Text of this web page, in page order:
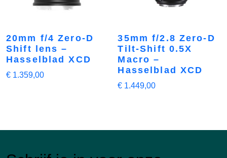
20mm f/4 Zero-D
Shift lens –
Hasselblad XCD
€ 1.359,00
35mm f/2.8 Zero-D
Tilt-Shift 0.5X
Macro –
Hasselblad XCD
€ 1.449,00